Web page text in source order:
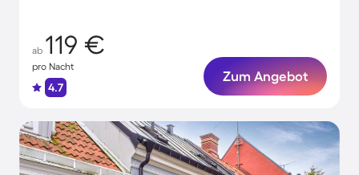
ab 119 €
pro Nacht
4.7
Zum Angebot